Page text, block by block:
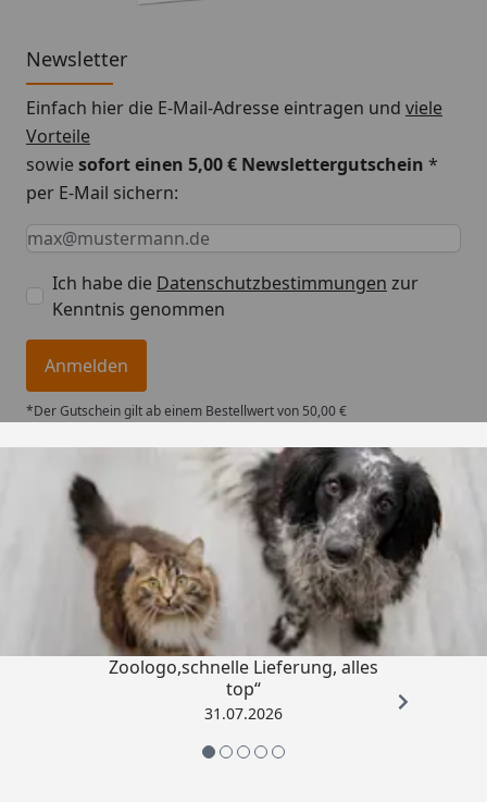
Newsletter
Einfach hier die E-Mail-Adresse eintragen und viele
Vorteile
sowiesofort einen 5,00 € Newslettergutschein *
per E-Mail sichern:
Keine Eingabe erforderlich
Eingabe erforderlich
E-Mail *
Ich habe die Datenschutzbestimmungen zur
Kenntnis genommen
Anmelden
*Der Gutschein gilt ab einem Bestellwert von 50,00 €
Trusted Shops
4,73/ 5
„Gute Erfahrung mit
Zoologo,schnelle Lieferung, alles
top“
31.07.2026